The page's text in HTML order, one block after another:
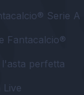
Serie A
Fantacalcio®
perfetta
Live